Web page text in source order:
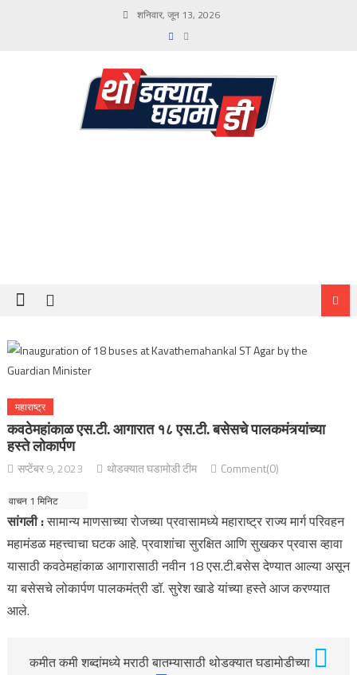
शनिवार, जून 13, 2026
महाराष्ट्र
कवठेमहांकाळ एस.टी. आगारात १८ एस.टी. बसेसचे पालकमंत्र्यांच्या
हस्ते लोकार्पण
सप्टेंबर 9, 2023 थोडक्यात घडामोडी टीम Comment(0)
सांगली :सामान्य माणसाच्या रोजच्या प्रवासामध्ये महाराष्ट्र राज्य मार्ग परिवहन
महामंडळ महत्त्वाचा घटक आहे. प्रवाशांचा सुरक्षित आणि सुखकर प्रवास व्हावा
यासाठी कवठेमहांकाळ आगारासाठी नवीन 18 एस.टी.बसेस देण्यात आल्या असून
या बसेसचे लोकार्पण पालकमंत्री डॉ. सुरेश खाडे यांच्या हस्ते आज करण्यात
आले.
कमीत कमी शब्दांमध्ये मराठी बातम्यासाठी थोडक्यात घडामोडीच्या